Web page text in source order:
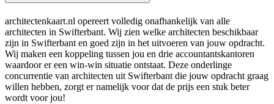
architectenkaart.nl opereert volledig onafhankelijk van alle
architecten in Swifterbant. Wij zien welke architecten beschikbaar
zijn in Swifterbant en goed zijn in het uitvoeren van jouw opdracht.
Wij maken een koppeling tussen jou en drie accountantskantoren
waardoor er een win-win situatie ontstaat. Deze onderlinge
concurrentie van architecten uit Swifterbant die jouw opdracht graag
willen hebben, zorgt er namelijk voor dat de prijs een stuk beter
wordt voor jou!